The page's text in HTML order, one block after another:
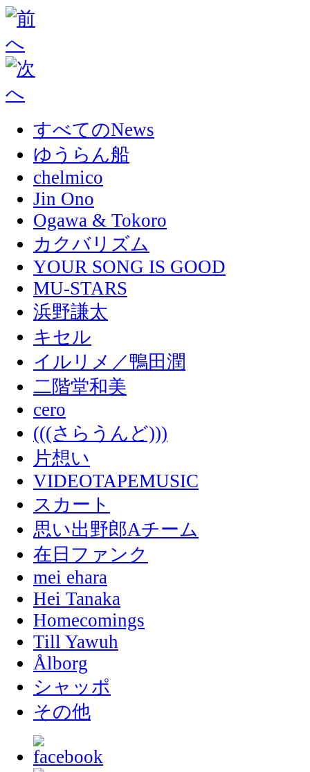
すべてのNews
ゆうらん船
chelmico
Jin Ono
Ogawa & Tokoro
カクバリズム
YOUR SONG IS GOOD
MU-STARS
浜野謙太
キセル
イルリメ／鴨田潤
二階堂和美
cero
(((さらうんど)))
片想い
VIDEOTAPEMUSIC
スカート
思い出野郎Aチーム
在日ファンク
mei ehara
Hei Tanaka
Homecomings
Till Yawuh
Ålborg
シャッポ
その他